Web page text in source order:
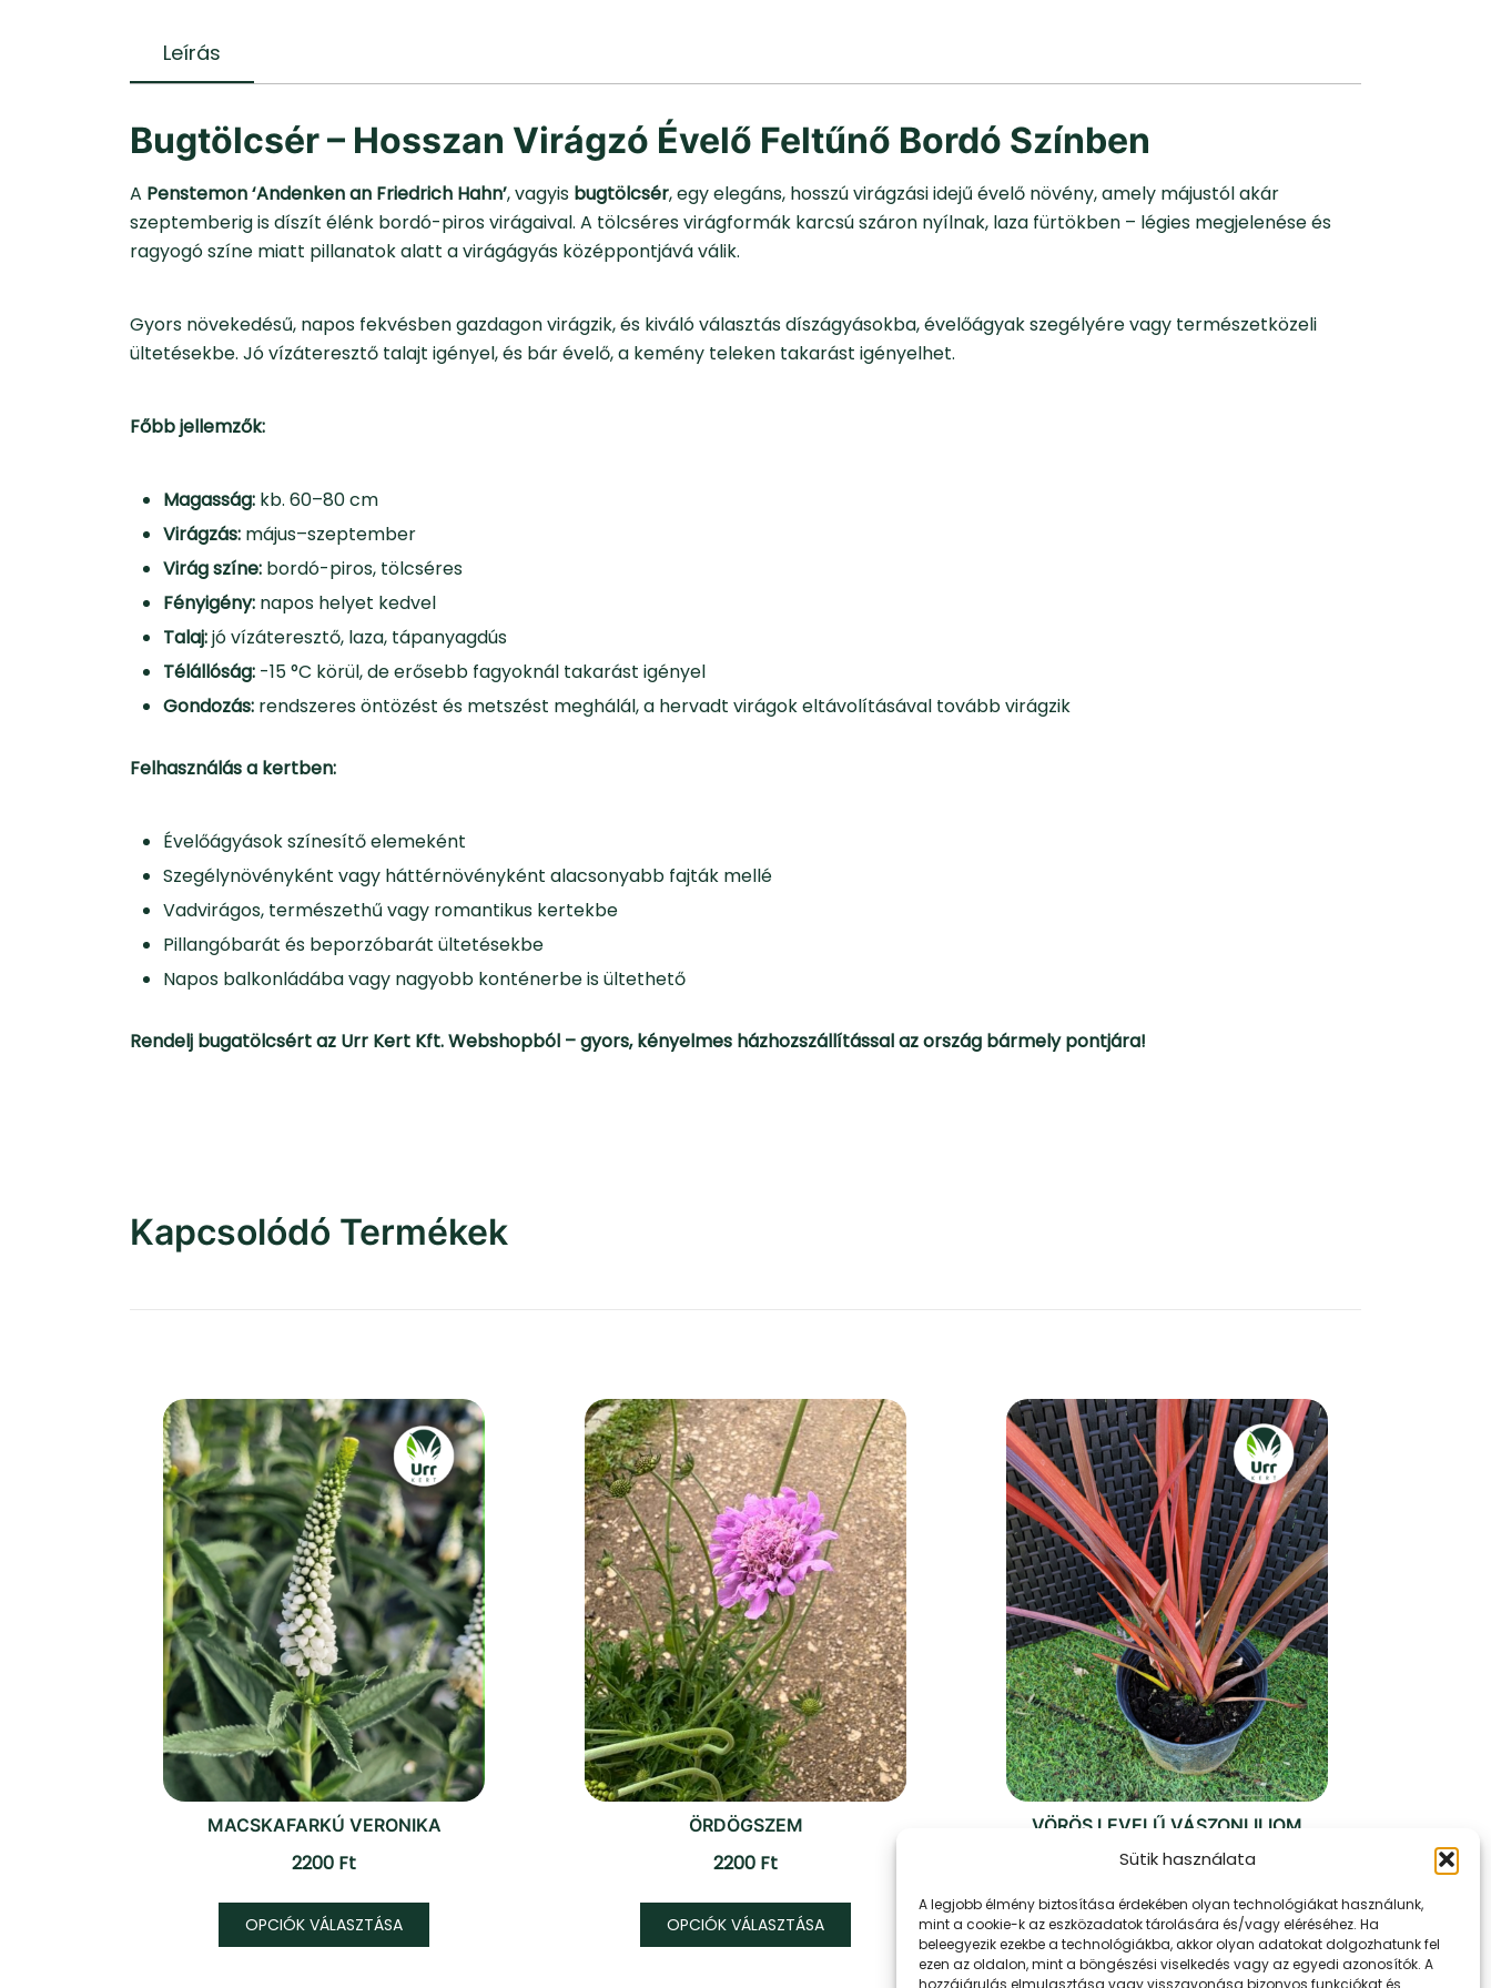
Sütik használata
A legjobb élmény biztosítása érdekében olyan technológiákat használunk,
mint a cookie-k az eszközadatok tárolására és/vagy eléréséhez. Ha
beleegyezik ezekbe a technológiákba, akkor olyan adatokat dolgozhatunk fel
ezen az oldalon, mint a böngészési viselkedés vagy az egyedi azonosítók. A
hozzájárulás elmulasztása vagy visszavonása bizonyos funkciókat és
Leírás
Bugtölcsér – Hosszan Virágzó Évelő Feltűnő Bordó Színben
A Penstemon ‘Andenken an Friedrich Hahn’, vagyis bugtölcsér, egy elegáns, hosszú virágzási idejű évelő növény, amely májustól akár
szeptemberig is díszít élénk bordó-piros virágaival. A tölcséres virágformák karcsú száron nyílnak, laza fürtökben – légies megjelenése és
ragyogó színe miatt pillanatok alatt a virágágyás középpontjává válik.
Gyors növekedésű, napos fekvésben gazdagon virágzik, és kiváló választás díszágyásokba, évelőágyak szegélyére vagy természetközeli
ültetésekbe. Jó vízáteresztő talajt igényel, és bár évelő, a kemény teleken takarást igényelhet.
Főbb jellemzők:
Magasság: kb. 60–80 cm
Virágzás: május–szeptember
Virág színe: bordó-piros, tölcséres
Fényigény: napos helyet kedvel
Talaj:jó vízáteresztő, laza, tápanyagdús
Télállóság: -15 °C körül, de erősebb fagyoknál takarást igényel
Gondozás: rendszeres öntözést és metszést meghálál, a hervadt virágok eltávolításával tovább virágzik
Felhasználás a kertben:
Évelőágyások színesítő elemeként
Szegélynövényként vagy háttérnövényként alacsonyabb fajták mellé
Vadvirágos, természethű vagy romantikus kertekbe
Pillangóbarát és beporzóbarát ültetésekbe
Napos balkonládába vagy nagyobb konténerbe is ültethető
Rendelj bugatölcsért az Urr Kert Kft. Webshopból – gyors, kényelmes házhozszállítással az ország bármely pontjára!
Kapcsolódó Termékek
MACSKAFARKÚ VERONIKA
2200 Ft
OPCIÓK VÁLASZTÁSA
Ennek
ÖRDÖGSZEM
2200 Ft
OPCIÓK VÁLASZTÁSA
Ennek
terméknek
VÖRÖS LEVELŰ VÁSZONLILIOM
3500Ft
KOSÁRBA TESZEM